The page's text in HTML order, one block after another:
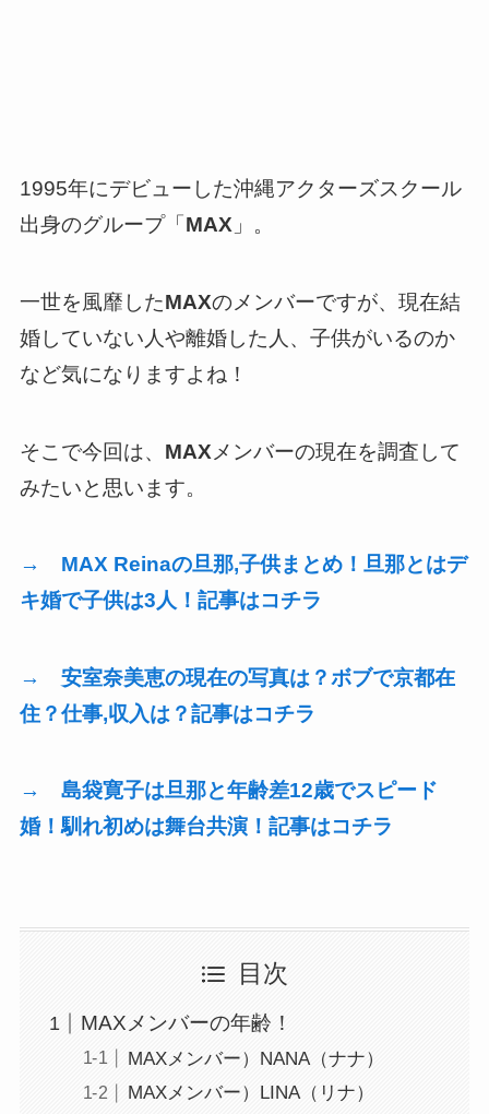
1995年にデビューした沖縄アクターズスクール
出身のグループ「 MAX」。
一世を風靡したMAXのメンバーですが、現在結
婚していない人や離婚した人、子供がいるのか
など気になりますよね！
そこで今回は、 MAX メンバーの現在を調査して
みたいと思います。
→ MAX Reinaの旦那,子供まとめ！旦那とはデ
キ婚で子供は3人！記事はコチラ
→ 安室奈美恵の現在の写真は？ボブで京都在
住？仕事,収入は？記事はコチラ
→ 島袋寛子は旦那と年齢差12歳でスピード
婚！馴れ初めは舞台共演！記事はコチラ
目次
MAXメンバーの年齢！
MAXメンバー）NANA（ナナ）
MAXメンバー）LINA（リナ）